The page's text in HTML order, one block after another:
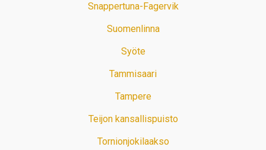
Snappertuna-Fagervik
Suomenlinna
Syöte
Tammisaari
Tampere
Teijon kansallispuisto
Tornionjokilaakso